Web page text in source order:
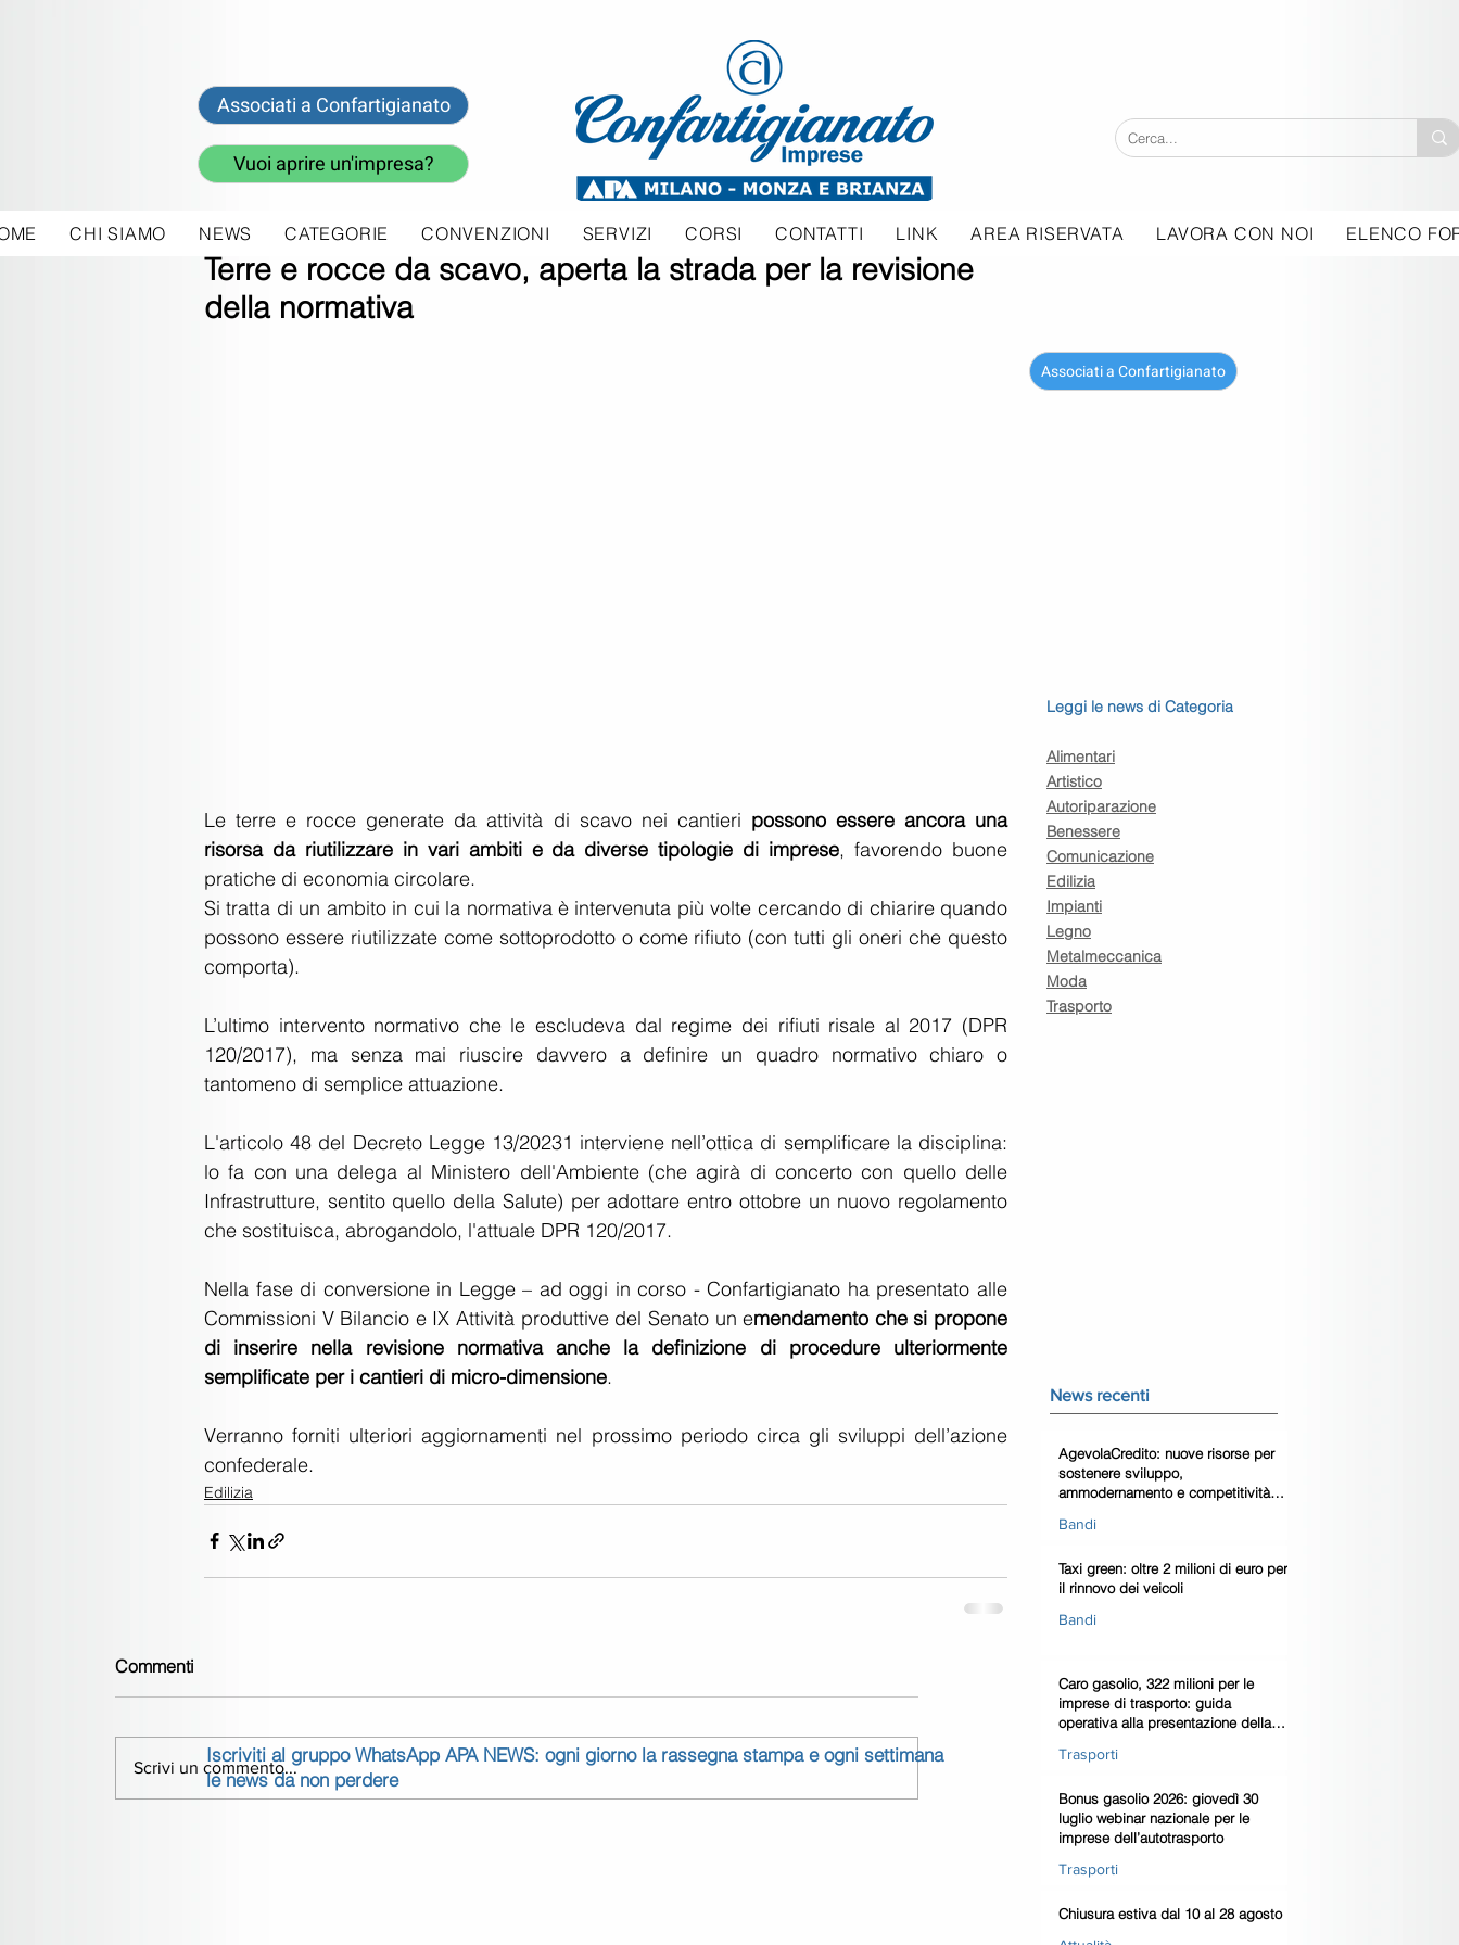
Associati a Confartigianato
Vuoi aprire un'impresa?
CHI SIAMO NEWS CATEGORIE CONVENZIONI SERVIZI CORSI CONTATTI LINK AREA RISERVATA LAVORA CON NOI ELENCO
Terre e rocce da scavo, aperta la strada per la revisione
della normativa
24 mar 2023
Le terre e rocce generate da attività di scavo nei cantieri possono essere ancora una
risorsa da riutilizzare in vari ambiti e da diverse tipologie di imprese, favorendo buone
pratiche di economia circolare.
Si tratta di un ambito in cui la normativa è intervenuta più volte cercando di chiarire quando
possono essere riutilizzate come sottoprodotto o come rifiuto (con tutti gli oneri che questo
comporta).
L’ultimo intervento normativo che le escludeva dal regime dei rifiuti risale al 2017 (DPR
120/2017), ma senza mai riuscire davvero a definire un quadro normativo chiaro o
tantomeno di semplice attuazione.
L'articolo 48 del Decreto Legge 13/20231 interviene nell’ottica di semplificare la disciplina:
lo fa con una delega al Ministero dell'Ambiente (che agirà di concerto con quello delle
Infrastrutture, sentito quello della Salute) per adottare entro ottobre un nuovo regolamento
che sostituisca, abrogandolo, l'attuale DPR 120/2017.
Nella fase di conversione in Legge – ad oggi in corso - Confartigianato ha presentato alle
Commissioni V Bilancio e IX Attività produttive del Senato un emendamento che si propone
di inserire nella revisione normativa anche la definizione di procedure ulteriormente
semplificate per i cantieri di micro-dimensione.
Verranno forniti ulteriori aggiornamenti nel prossimo periodo circa gli sviluppi dell’azione
confederale.
Edilizia
Commenti
Scrivi un commento...
Leggi le news di Categoria
Alimentari
Artistico
Autoriparazione
Benessere
Comunicazione
Edilizia
Impianti
Legno
Metalmeccanica
Moda
Trasporto
News recenti
AgevolaCredito: nuove risorse per
sostenere sviluppo,
ammodernamento e competitività
Bandi
Taxi green: oltre 2 milioni di euro per
il rinnovo dei veicoli
Bandi
Caro gasolio, 322 milioni per le
imprese di trasporto: guida
operativa alla presentazione della
Trasporti
Bonus gasolio 2026: giovedì 30
luglio webinar nazionale per le
imprese dell’autotrasporto
Trasporti
Chiusura estiva dal 10 al 28 agosto
Iscriviti al gruppo WhatsApp APA NEWS: ogni giorno la rassegna stampa e ogni settimana
le news da non perdere
Associati a Confartigianato